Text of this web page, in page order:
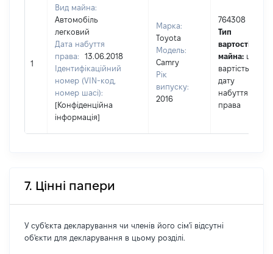
1
Вид майна:
Автомобіль
легковий
Дата набуття
права:
13.06.2018
Ідентифікаційний
номер (VIN-код,
номер шасі):
[Конфіденційна
інформація]
Марка:
Toyota
Модель:
Camry
Рік
випуску:
2016
764308
Тип
вартості
майна: це
вартість на
дату
набуття
права
7. Цінні папери
У суб'єкта декларування чи членів його сім'ї відсутні
об'єкти для декларування в цьому розділі.